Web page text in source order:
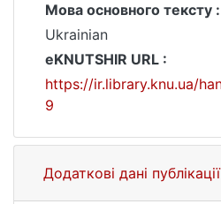
Мова основного тексту :
Ukrainian
eKNUTSHIR URL :
https://ir.library.knu.ua/
9
Додаткові дані публікації